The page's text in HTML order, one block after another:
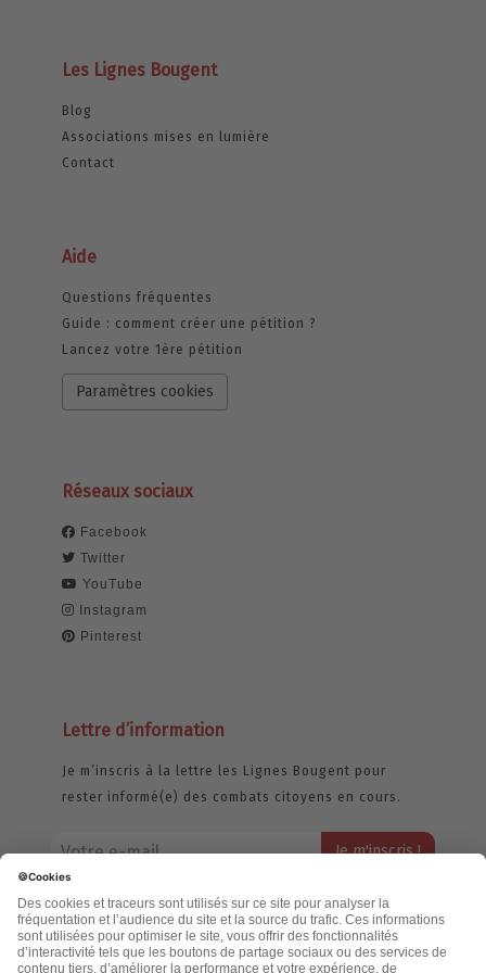
Les Lignes Bougent
Blog
Associations mises en lumière
Contact
Aide
Questions fréquentes
Guide : comment créer une pétition ?
Lancez votre 1ère pétition
Paramètres cookies
Réseaux sociaux
Facebook
Twitter
YouTube
Instagram
Pinterest
Lettre d’information
Je m’inscris à la lettre les Lignes Bougent pour
rester informé(e) des combats citoyens en cours.
jamais échangée. Pour consulter notre politique de confidentialité,
cliquez ici.